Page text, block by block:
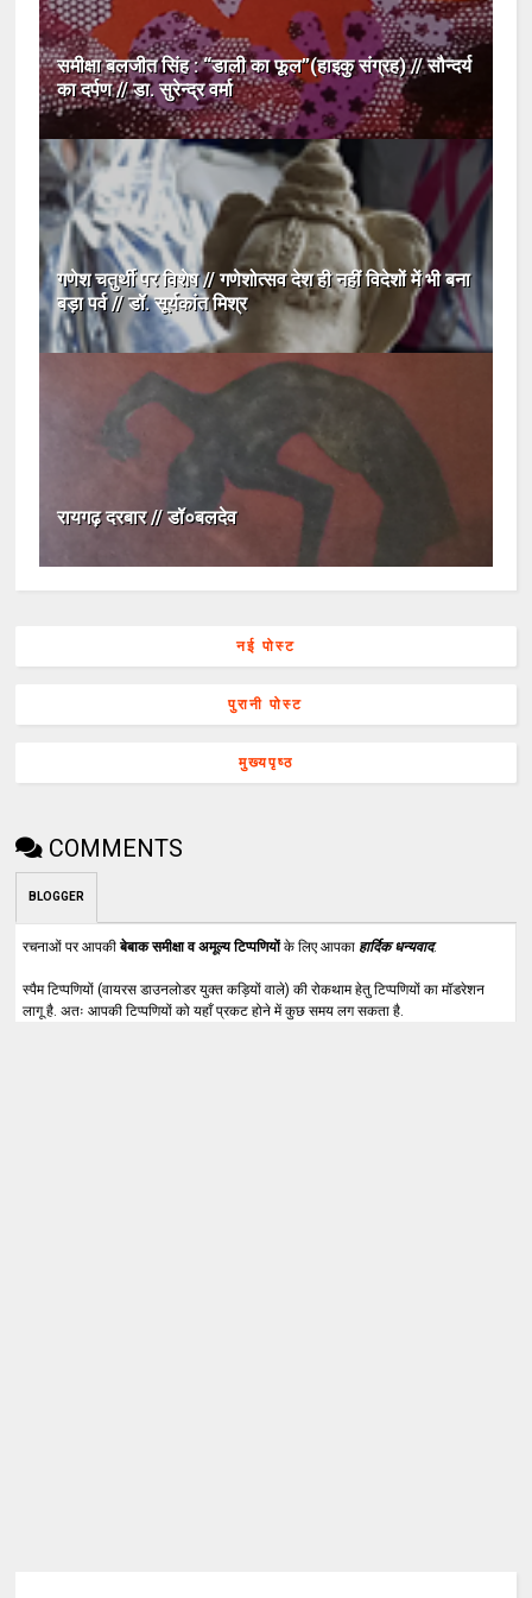
समीक्षा बलजीत सिंह : “डाली का फूल”(हाइकु संग्रह) // सौन्दर्य
का दर्पण // डा. सुरेन्द्र वर्मा
गणेश चतुर्थी पर विशेष // गणेशोत्सव देश ही नहीं विदेशों में भी बना
बड़ा पर्व // डॉ. सूर्यकांत मिश्र
रायगढ़ दरबार // डॉ०बलदेव
नई पोस्ट
पुरानी पोस्ट
मुख्यपृष्ठ
COMMENTS
BLOGGER
रचनाओं पर आपकीबेबाक समीक्षा व अमूल्य टिप्पणियोंके लिए आपका हार्दिक धन्यवाद.
स्पैम टिप्पणियों (वायरस डाउनलोडर युक्त कड़ियों वाले) की रोकथाम हेतु टिप्पणियों का मॉडरेशन
लागू है. अतः आपकी टिप्पणियों को यहाँ प्रकट होने में कुछ समय लग सकता है.